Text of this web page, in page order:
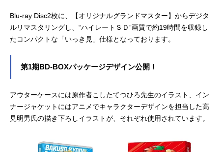
Blu-ray Disc2枚に、【オリジナルグランドマスター】からデジタ
ルリマスタリングし、“ハイレートＳＤ”画質で約19時間を収録し
たコンパクトな「いっき見」仕様となっております。
第1期BD-BOXパッケージデザイン公開！
アウターケースには原作者こしたてつひろ先生のイラスト、イン
ナージャケットにはアニメでキャラクターデザインを担当した高
見明男氏の描き下ろしイラストが、それぞれ使用されています。